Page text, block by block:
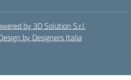
by 3D Solution S.r.l.
by Designers Italia